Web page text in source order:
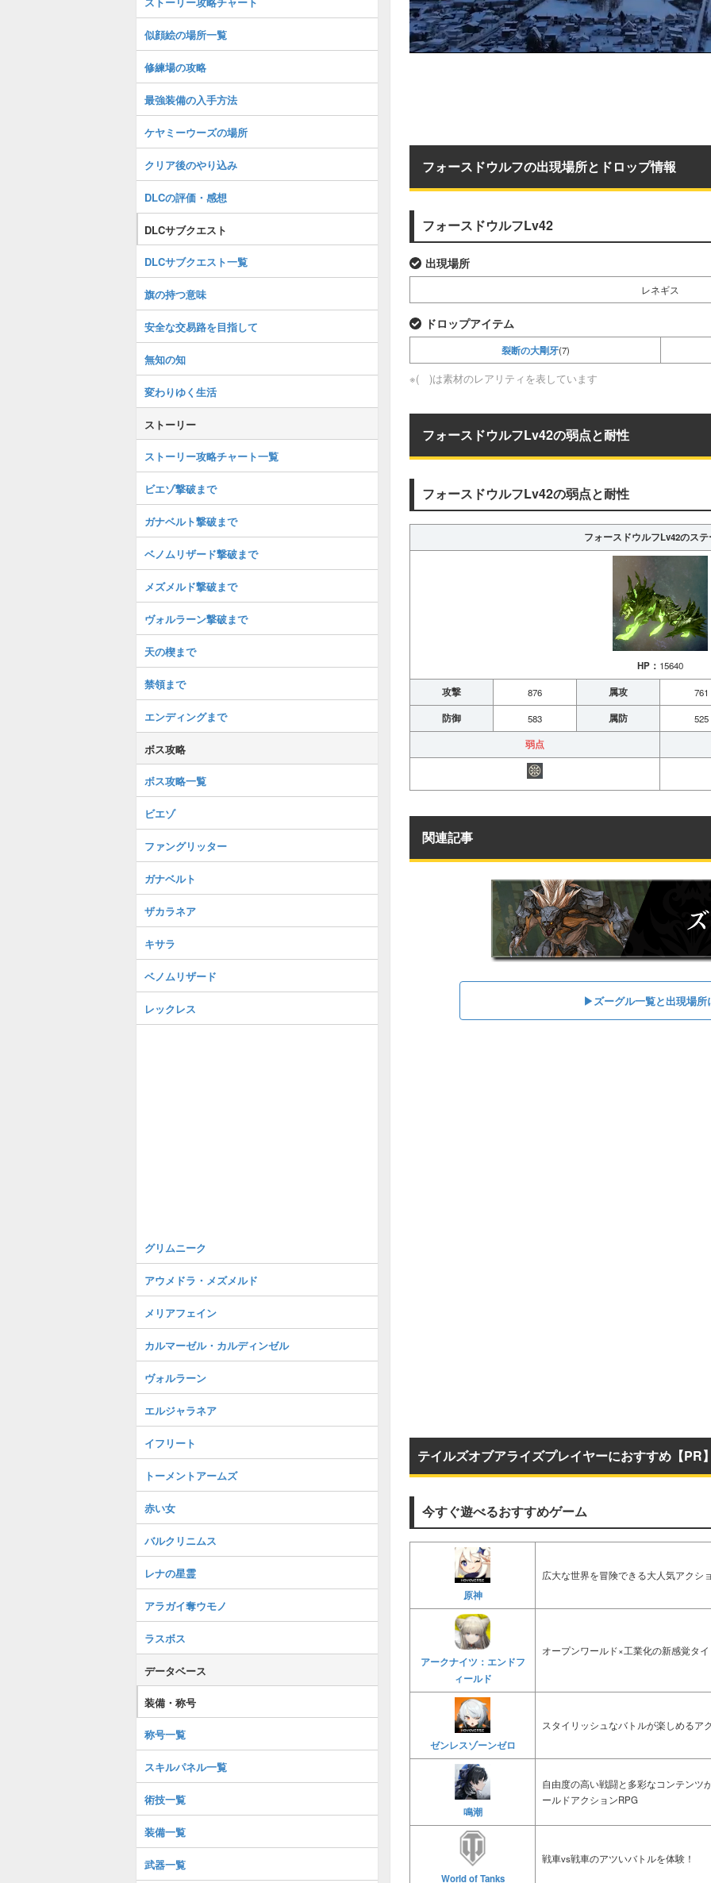
フォースドウルフの出現場所とドロップ情報
フォースドウルフLv42
出現場所
レネギス
ドロップアイテム
裂断の大剛牙(7)
※( )は素材のレアリティを表しています
フォースドウルフLv42の弱点と耐性
フォースドウルフLv42の弱点と耐性
フォースドウルフLv42のス
HP： 15640
攻撃 876 属攻 761
防御 583 属防 525
弱点
関連記事
▶︎ズーグル一覧と出現場所
テイルズオブアライズプレイヤーにおすすめ【PR
今すぐ遊べるおすすめゲーム
原神
広大な世界を冒険できる大人気アクシ
アークナイツ：エンドフ
ィールド
オープンワールド×工業化の新感覚タ
ゼンレスゾーンゼロ
スタイリッシュなバトルが楽しめるア
鳴潮
自由度の高い戦闘と多彩なコンテンツ
ールドアクションRPG
World of Tanks
戦車vs戦車のアツいバトルを体験！
似顔絵の場所一覧
修練場の攻略
最強装備の入手方法
ケヤミーウーズの場所
クリア後のやり込み
DLCの評価・感想
DLCサブクエスト
DLCサブクエスト一覧
旗の持つ意味
安全な交易路を目指して
無知の知
変わりゆく生活
ストーリー
ストーリー攻略チャート一覧
ビエゾ撃破まで
ガナベルト撃破まで
ベノムリザード撃破まで
メズメルド撃破まで
ヴォルラーン撃破まで
天の楔まで
禁領まで
エンディングまで
ボス攻略
ボス攻略一覧
ビエゾ
ファングリッター
ガナベルト
ザカラネア
キサラ
ベノムリザード
レックレス
グリムニーク
アウメドラ・メズメルド
メリアフェイン
カルマーゼル・カルディンゼル
ヴォルラーン
エルジャラネア
イフリート
トーメントアームズ
赤い女
バルクリニムス
レナの星霊
アラガイ奪ウモノ
ラスボス
データベース
装備・称号
称号一覧
スキルパネル一覧
術技一覧
装備一覧
武器一覧